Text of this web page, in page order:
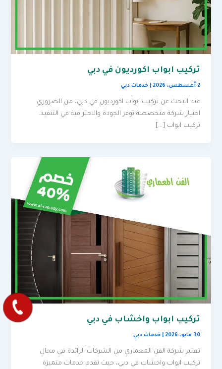
تركيب ابواب اكورديون في دبي
2 أغسطس، 2026 |خدمات دبي
عند البحث عن تركيب ابواب اكورديون في دبي، من الضروري
اختيار شركة متخصصة توفر الجودة والاحترافية في التنفيذ.
تركيب ابواب […]
تركيب ابواب واخشاب في دبي
30 مايو، 2026 |خدمات دبي
تعتبر شركة الفن المعماري من الشركات الرائدة في مجال
تركيب ابواب واخشاب في دبي، حيث تقدم خدمات متميزة